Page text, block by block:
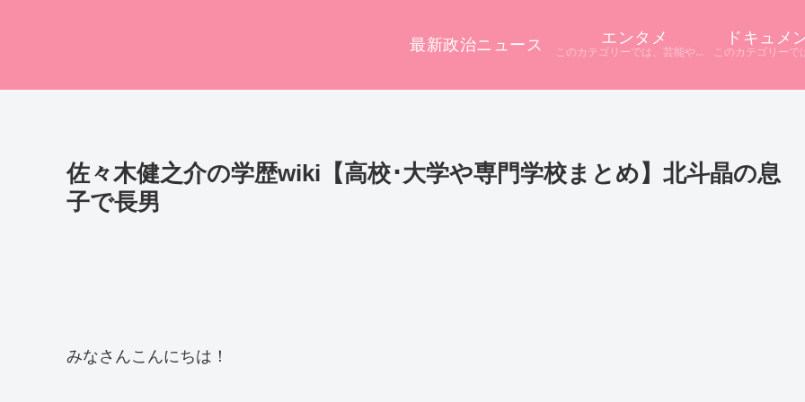
最新政治ニュース エンタメ
このカテゴリーでは、芸能やエンタメに関するニュースをまとめています。 テレビや配信サービス、SNSなど多様な情報源から話題をピックアップ。 ニュース記事だけでは分からない背景や疑問点を深掘りし、分かりやすく解説しています。
ドキュメ
佐々木健之介の学歴wiki【高校･大学や専門学校まとめ】北斗晶の息
子で長男
みなさんこんにちは！